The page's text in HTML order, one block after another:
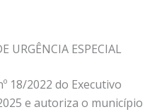
URGÊNCIA ESPECIAL
18/2022 do Executivo
e autoriza o município